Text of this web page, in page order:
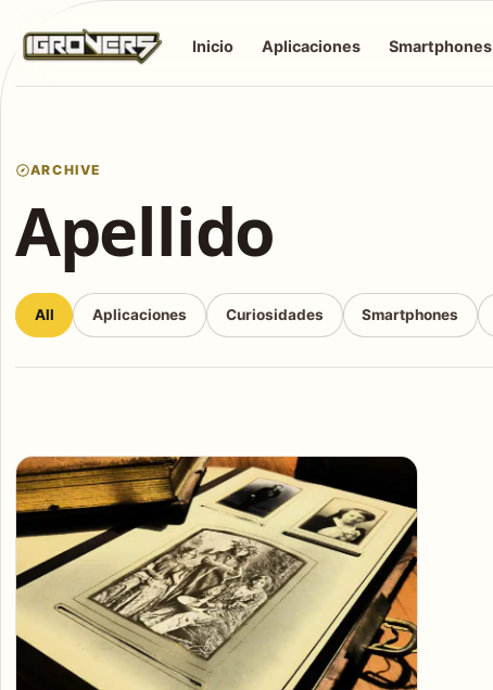
Inicio Aplicaciones Smartphones
ARCHIVE
Apellido
All Aplicaciones Curiosidades Smartphones
Articles